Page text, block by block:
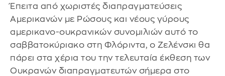
Έπειτα από χωριστές διαπραγματεύσεις
Αμερικανών με Ρώσους και νέους γύρους
αμερικανο-ουκρανικών συνομιλιών αυτό το
σαββατοκύριακο στη Φλόριντα, ο Ζελένσκι θα
πάρει στα χέρια του την τελευταία έκθεση των
Ουκρανών διαπραγματευτών σήμερα στο